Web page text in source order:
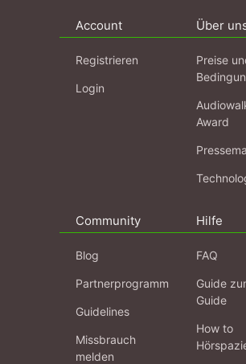
Account
Registrieren
Login
Über
Preise
Award
Community
Blog
Partnerprogramm
Guidelines
Missbrauch
melden
Hilfe
FAQ
Guide
Guide
How to